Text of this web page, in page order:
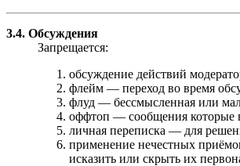
3.4. Обсуждения
Запрещается:
обсуждение действий
флейм — переход во время
флуд — бессмысленная или
оффтоп — сообщения которые
личная переписка — для
применение нечестных
исказить или скрыть их